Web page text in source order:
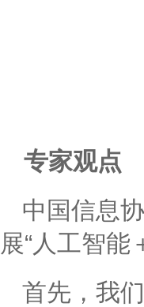
专家观点
中国信息
展“人工智能
首先，我